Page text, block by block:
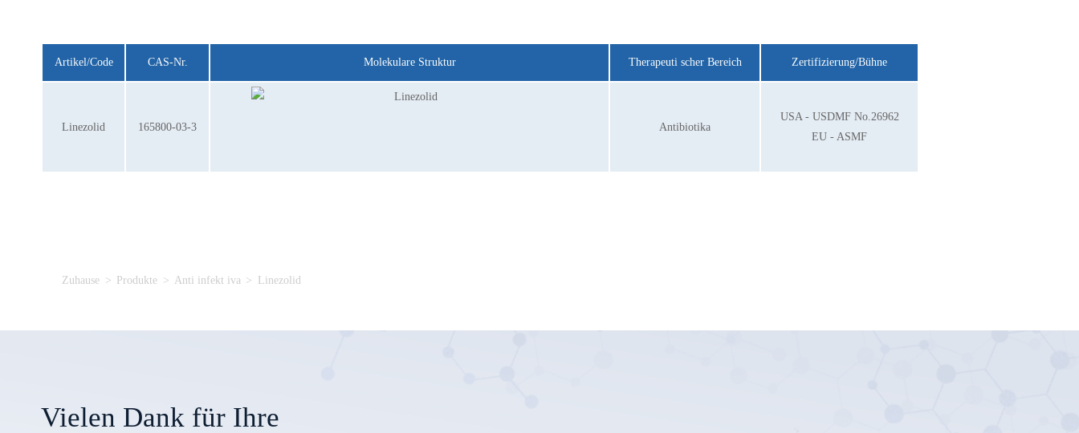
Artikel/Code CAS-Nr. Molekulare Struktur Therapeuti scher Bereich Zertifizierung/Bühne
Linezolid 165800-03-3 Antibiotika
USA - USDMF No.26962
EU - ASMF
Zuhause > Produkte > Anti infekt iva > Linezolid
Vielen Dank für Ihre